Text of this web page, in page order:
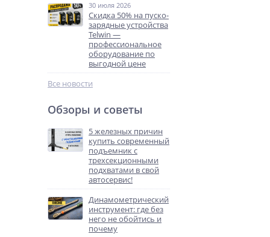
30 июля 2026
Скидка 50% на пуско-
зарядные устройства
Telwin —
профессиональное
оборудование по
выгодной цене
Все новости
Обзоры и советы
5 железных причин
купить современный
подъемник с
трехсекционными
подхватами в свой
автосервис!
Динамометрический
инструмент: где без
него не обойтись и
почему